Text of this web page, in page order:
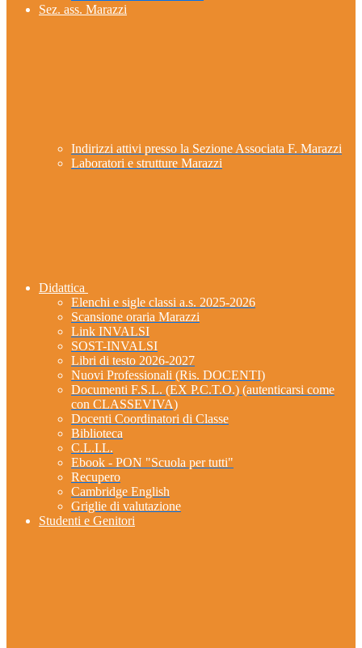
Sez. ass. Marazzi
Indirizzi attivi presso la Sezione Associata F. Marazzi
Laboratori e strutture Marazzi
Didattica
Elenchi e sigle classi a.s. 2025-2026
Scansione oraria Marazzi
Link INVALSI
SOST-INVALSI
Libri di testo 2026-2027
Nuovi Professionali (Ris. DOCENTI)
Documenti F.S.L. (EX P.C.T.O.) (autenticarsi come
con CLASSEVIVA)
Docenti Coordinatori di Classe
Biblioteca
C.L.I.L.
Ebook - PON "Scuola per tutti"
Recupero
Cambridge English
Griglie di valutazione
Studenti e Genitori